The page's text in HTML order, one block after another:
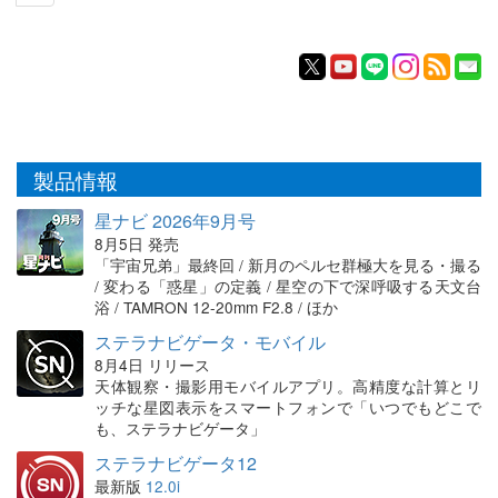
製品情報
星ナビ 2026年9月号
8月5日 発売
「宇宙兄弟」最終回 / 新月のペルセ群極大を見る・撮る
/ 変わる「惑星」の定義 / 星空の下で深呼吸する天文台
浴 / TAMRON 12-20mm F2.8 / ほか
ステラナビゲータ・モバイル
8月4日 リリース
天体観察・撮影用モバイルアプリ。高精度な計算とリ
ッチな星図表示をスマートフォンで「いつでもどこで
も、ステラナビゲータ」
ステラナビゲータ12
最新版 12.0i